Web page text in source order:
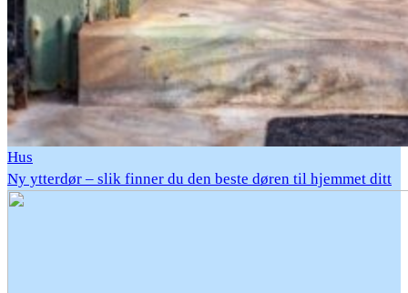
Hus
Ny ytterdør – slik finner du den beste døren til hjemmet ditt